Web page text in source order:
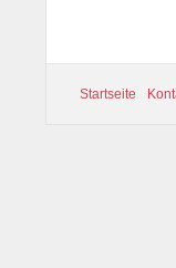
Startseite